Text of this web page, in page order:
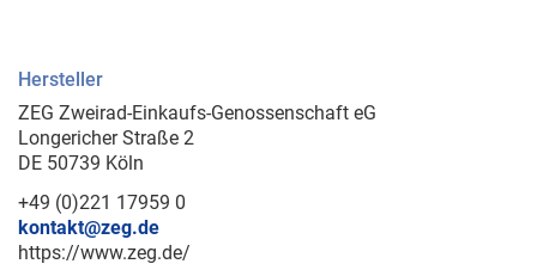
Hersteller
ZEG Zweirad-Einkaufs-Genossenschaft eG
Longericher Straße 2
DE 50739 Köln
+49 (0)221 17959 0
kontakt@zeg.de
https://www.zeg.de/